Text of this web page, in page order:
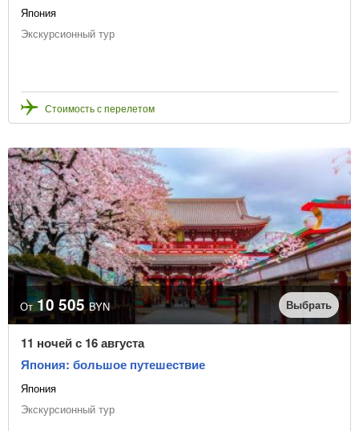
Япония
Экскурсионный тур
Стоимость с перелетом
От 10 505 BYN Выбрать
11 ночей с 16 августа
Япония: большое путешествие
Япония
Экскурсионный тур